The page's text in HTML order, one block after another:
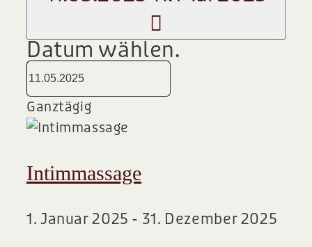
Datum wählen.
Ganztägig
Intimmassage
1. Januar 2025 - 31. Dezember 2025